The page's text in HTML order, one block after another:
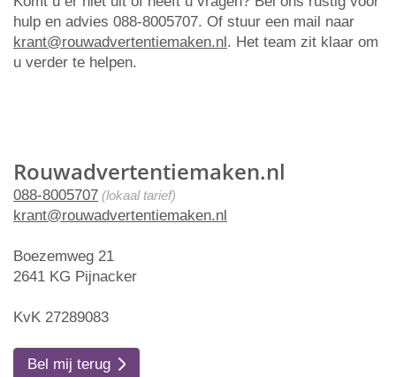
Rouwadvertentiemaken.nl
088-8005707 (lokaal tarief)
krant@rouwadvertentiemaken.nl
Boezemweg 21
2641 KG Pijnacker
KvK 27289083
Bel mij terug
hulp en advies 088-8005707. Of stuur een mail naar
krant@rouwadvertentiemaken.nl. Het team zit klaar om
u verder te helpen.